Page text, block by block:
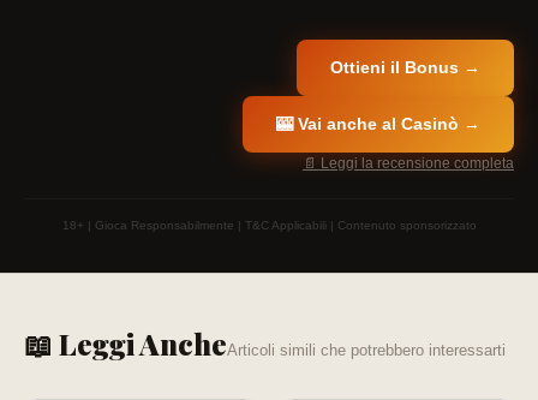
Ottieni il Bonus →
🎰 Vai anche al Casinò →
📄 Leggi la recensione completa
18+ | Gioca Responsabilmente | T&C Applicabili | Contenuto sponsorizzato
📖 Leggi AncheArticoli simili che potrebbero interessarti